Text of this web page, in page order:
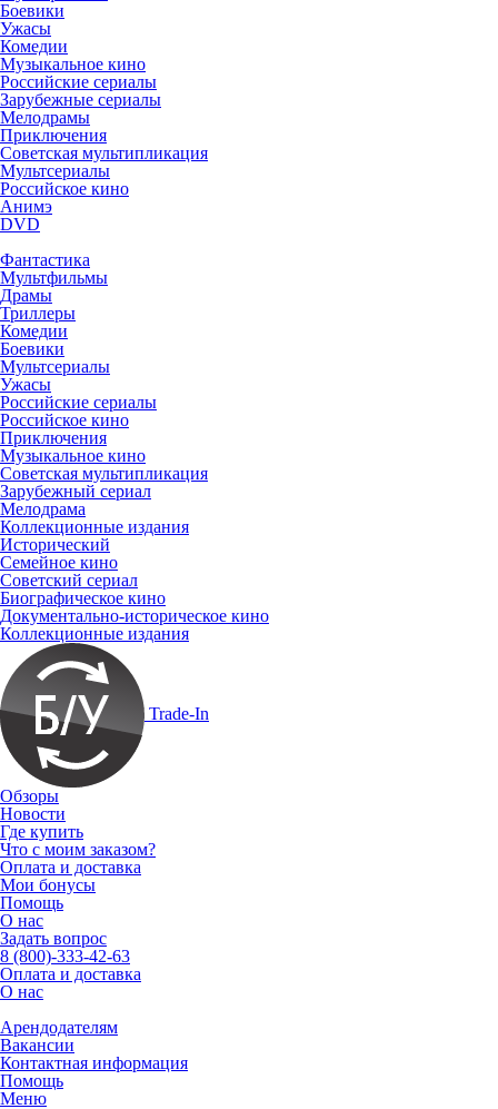
Боевики
Ужасы
Комедии
Музыкальное кино
Российские сериалы
Зарубежные сериалы
Мелодрамы
Приключения
Советская мультипликация
Мультсериалы
Российское кино
Анимэ
DVD
Фантастика
Мультфильмы
Драмы
Триллеры
Комедии
Боевики
Мультсериалы
Ужасы
Российские сериалы
Российское кино
Приключения
Музыкальное кино
Советская мультипликация
Зарубежный сериал
Мелодрама
Коллекционные издания
Исторический
Семейное кино
Советский сериал
Биографическое кино
Документально-историческое кино
Коллекционные издания
Trade-In
Обзоры
Новости
Где купить
Что с моим заказом?
Оплата и доставка
Мои бонусы
Помощь
О нас
Задать вопрос
8 (800)-333-42-63
Оплата и доставка
О нас
Арендодателям
Вакансии
Контактная информация
Помощь
Меню